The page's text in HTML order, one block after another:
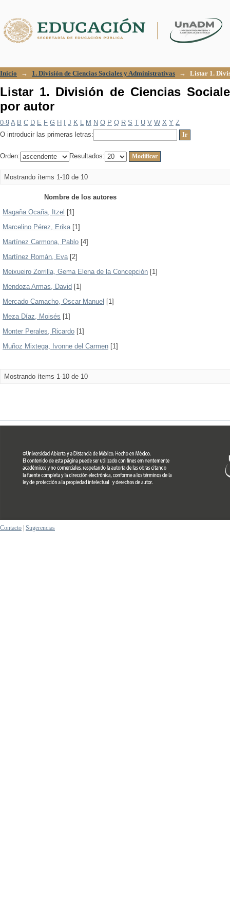
Inicio → 1. División de Ciencias Sociales y Administrativas → Listar 1.
Listar 1. División de Ciencias
por autor
0-9 A B C D E F G H J K L M N O P Q R S T U V W X Y Z
O introducir las primeras letras:
Orden: Resultados:
Mostrando ítems 1-10 de 10
Nombre de los autores
Magaña Ocaña, Itzel [1]
Marcelino Pérez, Erika[1]
Martínez Carmona, Pablo [4]
Martínez Román, Eva[2]
Meixueiro Zorrilla, Gema Elena de la Concepción [1]
Mendoza Armas, David [1]
Mercado Camacho, Oscar Manuel [1]
Meza Díaz, Moisés [1]
Monter Perales, Ricardo [1]
Muñoz Mixtega, Ivonne del Carmen [1]
Mostrando ítems 1-10 de 10
Contacto Sugerencias